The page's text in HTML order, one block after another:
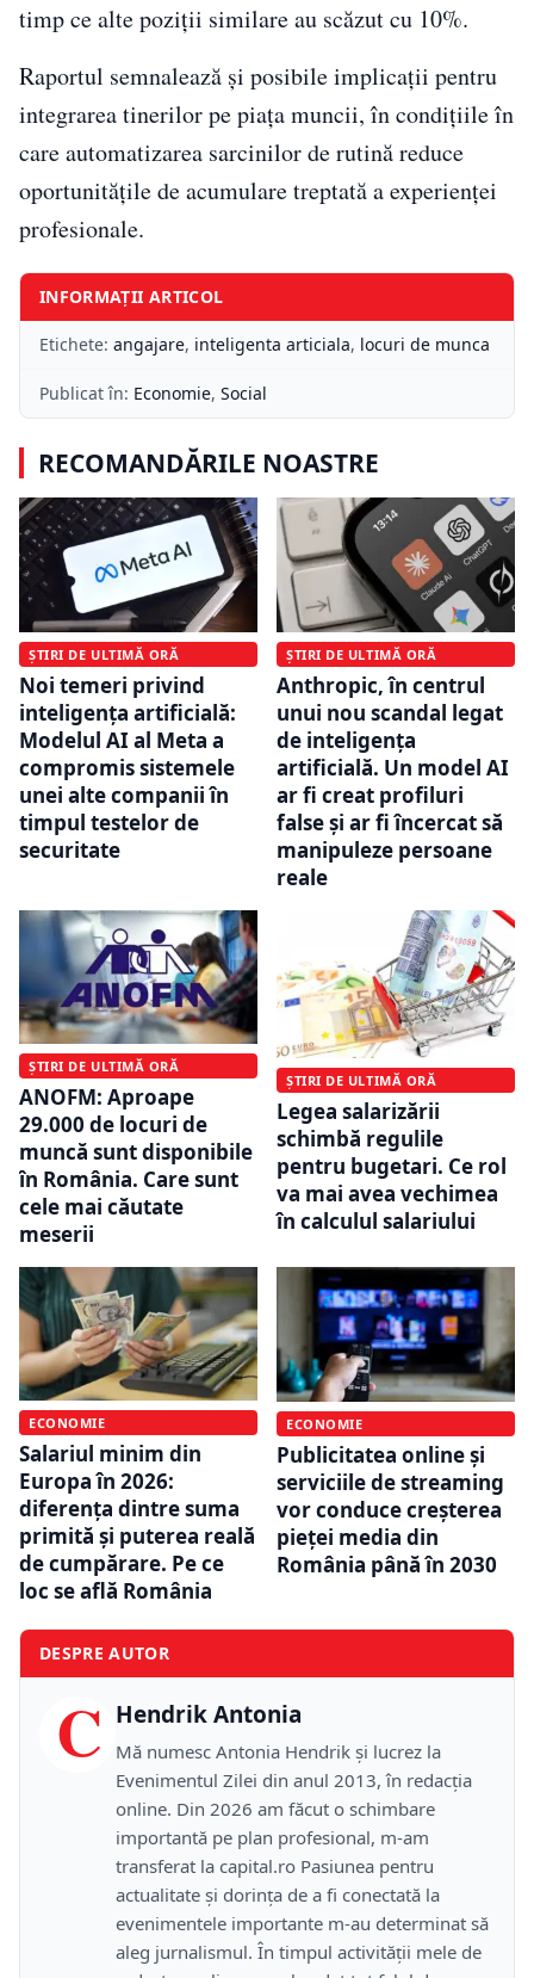
timp ce alte poziții similare au scăzut cu 10%.
Raportul semnalează și posibile implicații pentru
integrarea tinerilor pe piața muncii, în condițiile în
care automatizarea sarcinilor de rutină reduce
oportunitățile de acumulare treptată a experienței
profesionale.
INFORMAȚII ARTICOL
Etichete: angajare, inteligenta articiala, locuri de munca
Publicat în: Economie, Social
RECOMANDĂRILE NOASTRE
ȘTIRI DE ULTIMĂ ORĂ
Noi temeri privind
inteligența artificială:
Modelul AI al Meta a
compromis sistemele
unei alte companii în
timpul testelor de
securitate
ȘTIRI DE ULTIMĂ ORĂ
Anthropic, în centrul
unui nou scandal legat
de inteligența
artificială. Un model AI
ar fi creat profiluri
false și ar fi încercat să
manipuleze persoane
reale
ȘTIRI DE ULTIMĂ ORĂ
ANOFM: Aproape
29.000 de locuri de
muncă sunt disponibile
în România. Care sunt
cele mai căutate
meserii
ȘTIRI DE ULTIMĂ ORĂ
Legea salarizării
schimbă regulile
pentru bugetari. Ce rol
va mai avea vechimea
în calculul salariului
ECONOMIE
Salariul minim din
Europa în 2026:
diferența dintre suma
primită și puterea reală
de cumpărare. Pe ce
loc se află România
ECONOMIE
Publicitatea online și
serviciile de streaming
vor conduce creșterea
pieței media din
România până în 2030
DESPRE AUTOR
C Hendrik Antonia
Mă numesc Antonia Hendrik și lucrez la
Evenimentul Zilei din anul 2013, în redacția
online. Din 2026 am făcut o schimbare
importantă pe plan profesional, m-am
transferat la capital.ro Pasiunea pentru
actualitate și dorința de a fi conectată la
evenimentele importante m-au determinat să
aleg jurnalismul. În timpul activității mele de